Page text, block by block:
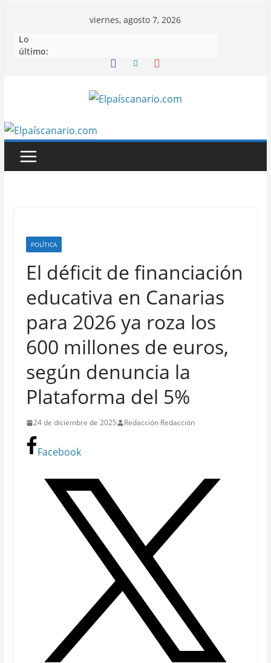
contenido
viernes, agosto 7, 2026
Lo
último:
POLÍTICA
El déficit de financiación
educativa en Canarias
para 2026 ya roza los
600 millones de euros,
según denuncia la
Plataforma del 5%
24 de diciembre de 2025 Redacción Redacción
Facebook